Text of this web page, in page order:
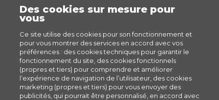
Des cookies sur mesure pour
vous
Ce site utilise des cookies pour son fonctionnement et
pour vous montrer des services en accord avec vos
préférences : des cookies techniques pour garantir le
fonctionnement du site, des cookies fonctionnels
(propres et tiers) pour comprendre et améliorer
l’expérience de navigation de l’utilisateur, des cookies
marketing (propres et tiers) pour vous envoyer des
publicités, qui pourrait être personnalisé, en accord avec